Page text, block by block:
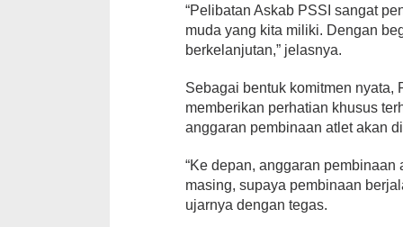
“Pelibatan Askab PSSI sangat
muda yang kita miliki. Dengan
berkelanjutan,” jelasnya.
Sebagai bentuk komitmen nyata,
memberikan perhatian khusus
anggaran pembinaan atlet akan
“Ke depan, anggaran
masing, supaya pembinaan
ujarnya dengan tegas.